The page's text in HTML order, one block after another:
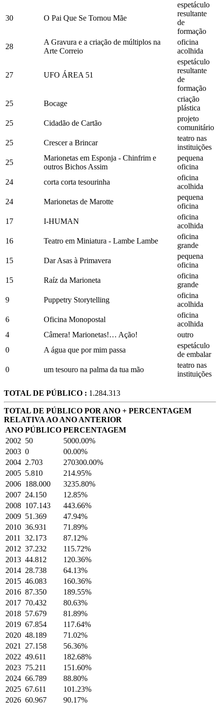
30 O Pai Que Se Tornou Mãe
espetáculo
resultante
de
formação
28
A Gravura e a criação de múltiplos na
Arte Correio
oficina
acolhida
27 UFO ÁREA 51
espetáculo
resultante
de
formação
25
Bocage
criação
plástica
25
Cidadão de Cartão
projeto
comunitário
25
Crescer a Brincar
teatro nas
instituições
25
Marionetas em Esponja - Chinfrim e
outros Bichos Assim
pequena
oficina
24
corta corta tesourinha
oficina
acolhida
24
Marionetas de Marotte
pequena
oficina
17
I-HUMAN
oficina
acolhida
16
Teatro em Miniatura - Lambe Lambe
oficina
grande
15
Dar Asas à Primavera
pequena
oficina
15
Raíz da Marioneta
oficina
grande
9
Puppetry Storytelling
oficina
acolhida
6
Oficina Monopostal
oficina
acolhida
4
Câmera! Marionetas!… Ação!
outro
0
A água que por mim passa
espetáculo
de embalar
0
um tesouro na palma da tua mão
teatro nas
instituições
TOTAL DE PÚBLICO : 1.284.313
TOTAL DE PÚBLICO POR ANO + PERCENTAGEM
RELATIVA AO ANO ANTERIOR
ANO PÚBLICO PERCENTAGEM
2002 50
5000.00%
2003 0
00.00%
2004 2.703
270300.00%
2005 5.810
214.95%
2006 188.000
3235.80%
2007 24.150
12.85%
2008 107.143
443.66%
2009 51.369
47.94%
2010 36.931
71.89%
2011
32.173
87.12%
2012 37.232
115.72%
2013 44.812
120.36%
2014 28.738
64.13%
2015 46.083
160.36%
2016 87.350
189.55%
2017 70.432
80.63%
2018 57.679
81.89%
2019 67.854
117.64%
2020 48.189
71.02%
2021
27.158
56.36%
2022 49.611
182.68%
2023 75.211
151.60%
2024 66.789
88.80%
2025 67.611
101.23%
2026 60.967 90.17%